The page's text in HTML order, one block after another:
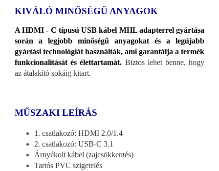
KIVÁLÓ MINŐSÉGŰ ANYAGOK
A HDMI - C típusú USB kábel MHL adapterrel gyártása
során a legjobb minőségű anyagokat és a legújabb
gyártási technológiát használták, ami garantálja a termék
funkcionalitását és élettartamát. Biztos lehet benne, hogy
az átalakító sokáig kitart.
MŰSZAKI LEÍRÁS
1. csatlakozó: HDMI 2.0/1.4
2. csatlakozó: USB-C 3.1
Árnyékolt kábel (zajcsökkentés)
Tartós PVC szigetelés